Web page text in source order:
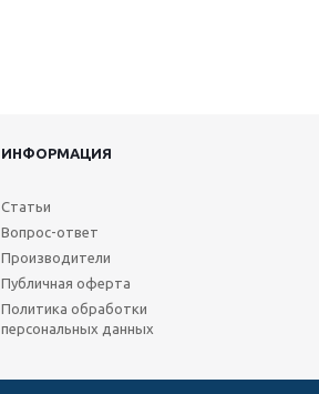
ИНФОРМАЦИЯ
Статьи
Вопрос-ответ
Производители
Публичная оферта
Политика обработки
персональных данных